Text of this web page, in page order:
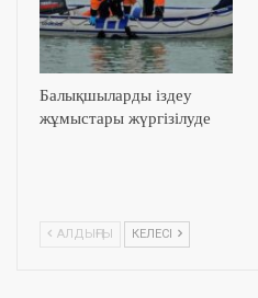
Балықшыларды іздеу
жұмыстары жүргізілуде
АЛДЫҢҒЫ КЕЛЕСІ